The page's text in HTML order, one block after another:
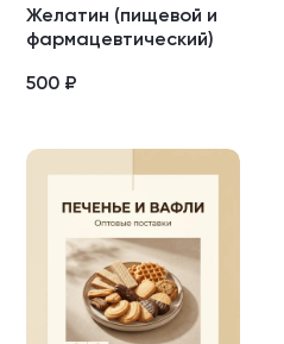
Желатин (пищевой и
фармацевтический)
500 ₽